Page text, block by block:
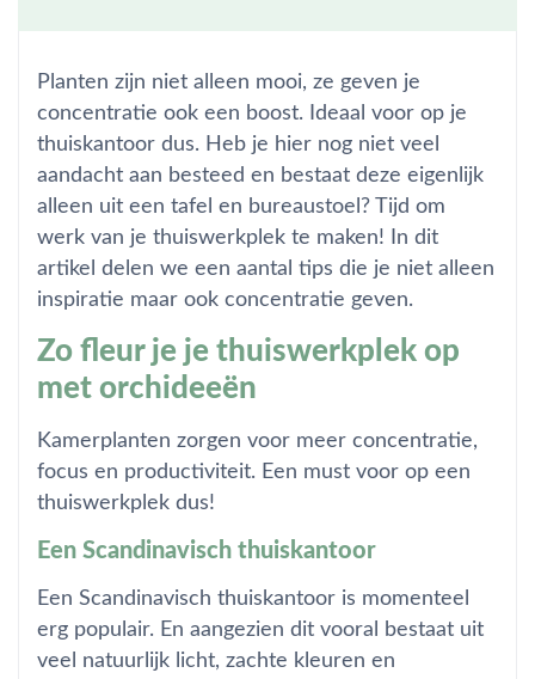
Planten zijn niet alleen mooi, ze geven je
concentratie ook een boost. Ideaal voor op je
thuiskantoor dus. Heb je hier nog niet veel
aandacht aan besteed en bestaat deze eigenlijk
alleen uit een tafel en bureaustoel? Tijd om
werk van je thuiswerkplek te maken! In dit
artikel delen we een aantal tips die je niet alleen
inspiratie maar ook concentratie geven.
Zo fleur je je thuiswerkplek op
met orchideeën
Kamerplanten zorgen voor meer concentratie,
focus en productiviteit. Een must voor op een
thuiswerkplek dus!
Een Scandinavisch thuiskantoor
Een Scandinavisch thuiskantoor is momenteel
erg populair. En aangezien dit vooral bestaat uit
veel natuurlijk licht, zachte kleuren en